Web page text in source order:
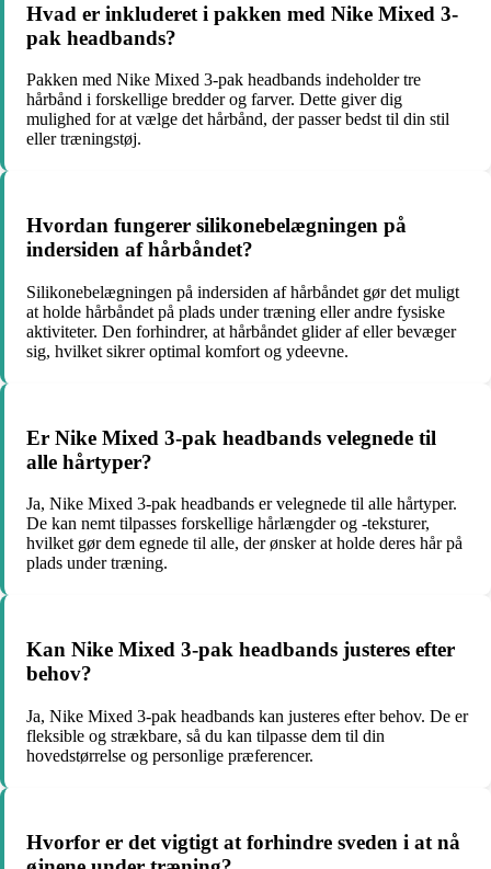
Hvad er inkluderet i pakken med Nike Mixed 3-
pak headbands?
Pakken med Nike Mixed 3-pak headbands indeholder tre
hårbånd i forskellige bredder og farver. Dette giver dig
mulighed for at vælge det hårbånd, der passer bedst til din stil
eller træningstøj.
Hvordan fungerer silikonebelægningen på
indersiden af hårbåndet?
Silikonebelægningen på indersiden af hårbåndet gør det muligt
at holde hårbåndet på plads under træning eller andre fysiske
aktiviteter. Den forhindrer, at hårbåndet glider af eller bevæger
sig, hvilket sikrer optimal komfort og ydeevne.
Er Nike Mixed 3-pak headbands velegnede til
alle hårtyper?
Ja, Nike Mixed 3-pak headbands er velegnede til alle hårtyper.
De kan nemt tilpasses forskellige hårlængder og -teksturer,
hvilket gør dem egnede til alle, der ønsker at holde deres hår på
plads under træning.
Kan Nike Mixed 3-pak headbands justeres efter
behov?
Ja, Nike Mixed 3-pak headbands kan justeres efter behov. De er
fleksible og strækbare, så du kan tilpasse dem til din
hovedstørrelse og personlige præferencer.
Hvorfor er det vigtigt at forhindre sveden i at nå